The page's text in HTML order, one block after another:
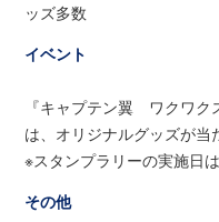
ッズ多数
イベント
『キャプテン翼 ワクワク
は、オリジナルグッズが当
※スタンプラリーの実施日
その他